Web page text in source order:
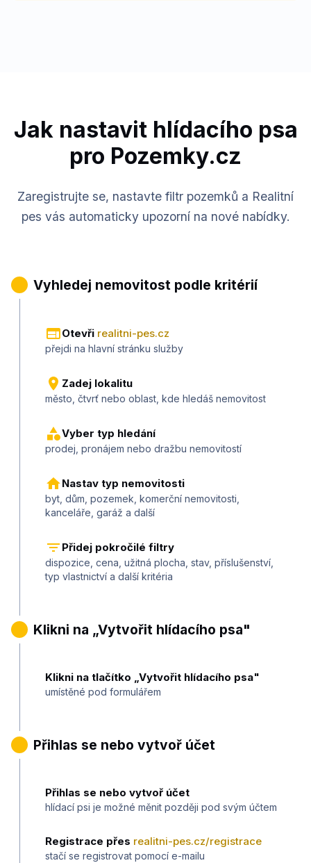
Jak nastavit hlídacího psa
pro Pozemky.cz
Zaregistrujte se, nastavte filtr pozemků a Realitní
pes vás automaticky upozorní na nové nabídky.
Vyhledej nemovitost podle kritérií
Otevři realitni-pes.cz
přejdi na hlavní stránku služby
Zadej lokalitu
město, čtvrť nebo oblast, kde hledáš nemovitost
Vyber typ hledání
prodej, pronájem nebo dražbu nemovitostí
Nastav typ nemovitosti
byt, dům, pozemek, komerční nemovitosti,
kanceláře, garáž a další
Přidej pokročilé filtry
dispozice, cena, užitná plocha, stav, příslušenství,
typ vlastnictví a další kritéria
2 Klikni na „Vytvořit hlídacího psa"
Klikni na tlačítko „Vytvořit hlídacího psa"
umístěné pod formulářem
3 Přihlas se nebo vytvoř účet
Přihlas se nebo vytvoř účet
hlídací psi je možné měnit později pod svým účtem
Registrace přes realitni-pes.cz/registrace
stačí se registrovat pomocí e-mailu